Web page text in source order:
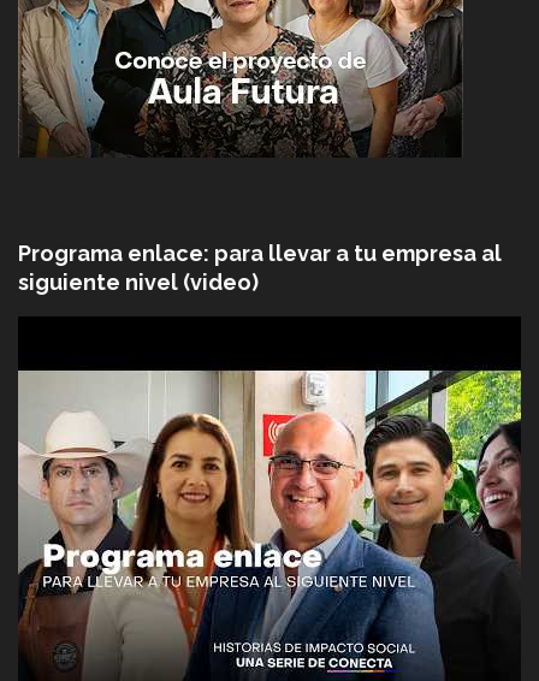
Programa enlace: para llevar a tu empresa al
siguiente nivel (video)